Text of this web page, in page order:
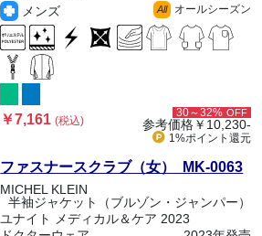
メンズ
All オールシーズン
￥7,161(税込)
30～32% OFF
参考価格￥10,230-
1%ポイント 還元
ファスナースクラブ（女） MK-0063
MICHEL KLEIN
半袖ジャケット（ブルゾン・ジャンパー）
ユナイト メディカル＆ケア 2023